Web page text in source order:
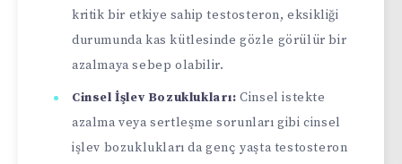
kritik bir etkiye sahip testosteron, eksikliği
durumunda kas kütlesinde gözle görülür bir
azalmaya sebep olabilir.
Cinsel İşlev Bozuklukları: Cinsel istekte
azalma veya sertleşme sorunları gibi cinsel
işlev bozuklukları da genç yaşta testosteron